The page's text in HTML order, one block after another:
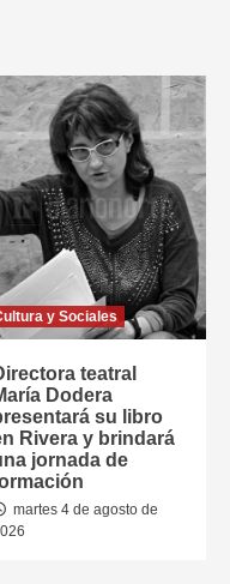
y Sociales
teatral
Dodera
su libro
Rivera y brindará
jornada de
martes 4 de agosto de